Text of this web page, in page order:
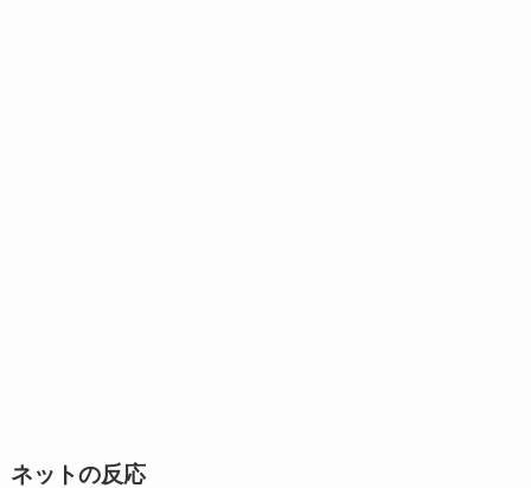
ネットの反応